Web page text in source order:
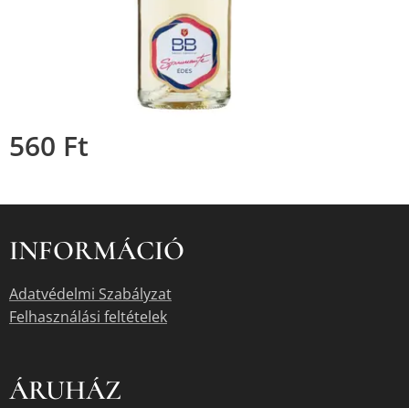
560 Ft
INFORMÁCIÓ
Adatvédelmi Szabályzat
Felhasználási feltételek
ÁRUHÁZ